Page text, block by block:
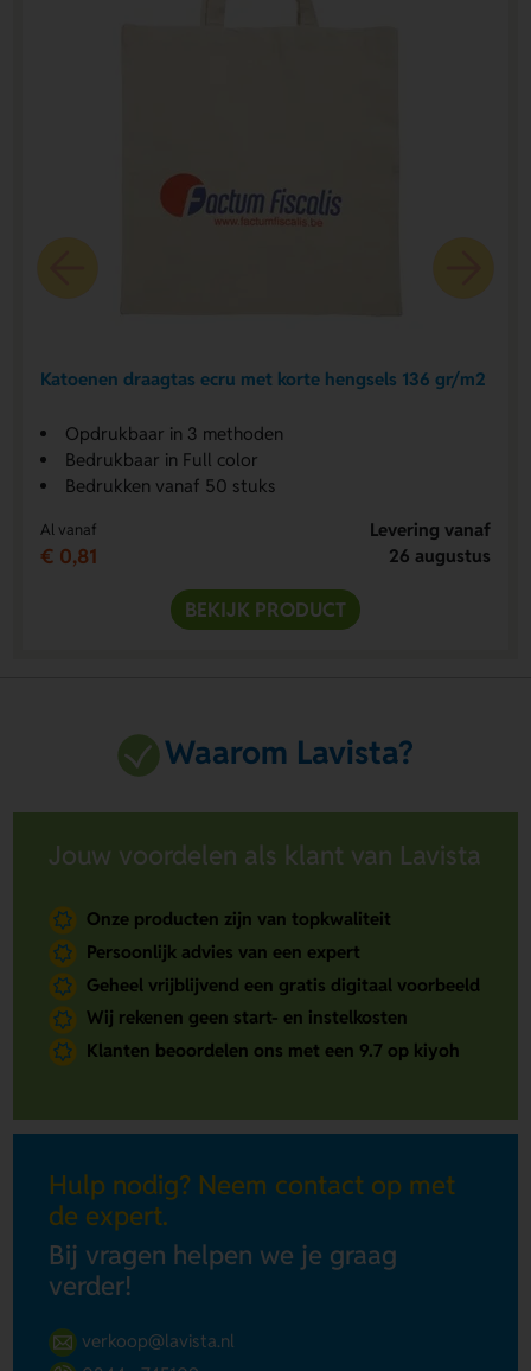
Katoenen draagtas ecru met korte hengsels 136 gr/m2
Opdrukbaar in 3 methoden
Bedrukbaar in Full color
Bedrukken vanaf 50 stuks
Al vanaf
€ 0,81
Levering vanaf
26 augustus
BEKIJK PRODUCT
Waarom Lavista?
Jouw voordelen als klant van Lavista
Onze producten zijn van topkwaliteit
Persoonlijk advies van een expert
Geheel vrijblijvend een gratis digitaal voorbeeld
Wij rekenen geen start- en instelkosten
Klanten beoordelen ons met een 9.7 op kiyoh
Hulp nodig? Neem contact op met
de expert.
Bij vragen helpen we je graag
verder!
verkoop@lavista.nl